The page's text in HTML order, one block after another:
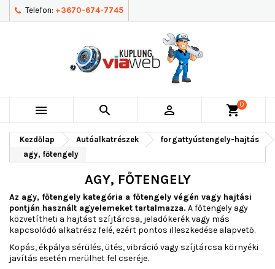
Telefon: +3670-674-7745
   shopping_cart0
Kezdőlap Autóalkatrészek
forgattyústengely-hajtás
agy, főtengely
AGY, FŐTENGELY
Az agy, főtengely kategória a főtengely végén vagy hajtási
pontján használt agyelemeket tartalmazza. A főtengely agy
közvetítheti a hajtást szíjtárcsa, jeladókerék vagy más
kapcsolódó alkatrész felé, ezért pontos illeszkedése alapvető.
Kopás, ékpálya sérülés, ütés, vibráció vagy szíjtárcsa környéki
javítás esetén merülhet fel cseréje.